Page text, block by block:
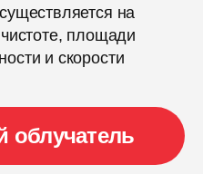
на
площади
и скорости
облучатель